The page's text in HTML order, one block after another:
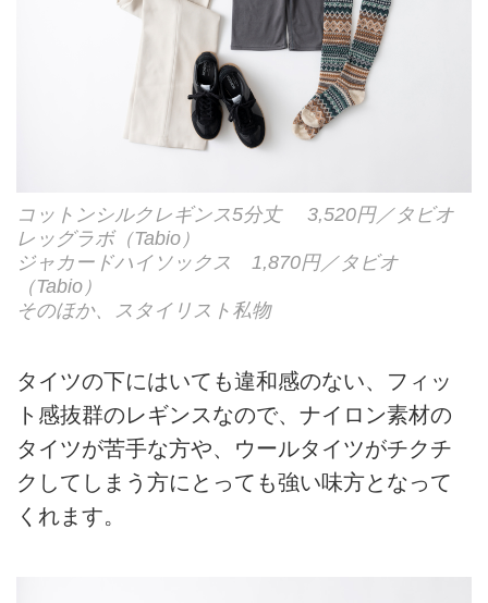
コットンシルクレギンス5分丈 3,520円／タビオ
レッグラボ（Tabio）
ジャカードハイソックス 1,870円／タビオ
（Tabio）
そのほか、スタイリスト私物
タイツの下にはいても違和感のない、フィッ
ト感抜群のレギンスなので、ナイロン素材の
タイツが苦手な方や、ウールタイツがチクチ
クしてしまう方にとっても強い味方となって
くれます。